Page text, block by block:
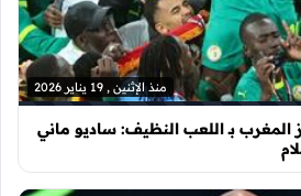
منذ الإثنين , 19 يناير 2026
بـ اللعب النظيف: ساديو ماني